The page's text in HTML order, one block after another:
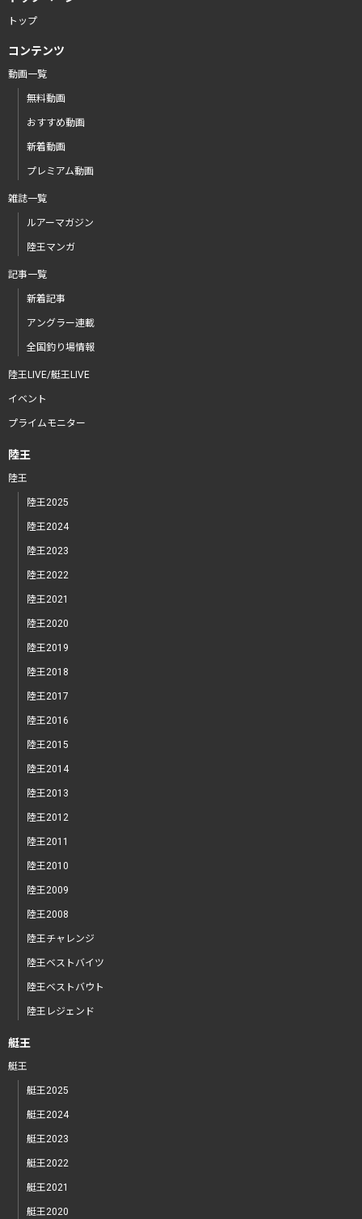
トップ
コンテンツ
動画一覧
無料動画
おすすめ動画
新着動画
プレミアム動画
雑誌一覧
ルアーマガジン
陸王マンガ
記事一覧
新着記事
アングラー連載
全国釣り場情報
陸王LIVE/艇王LIVE
イベント
プライムモニター
陸王
陸王
陸王2025
陸王2024
陸王2023
陸王2022
陸王2021
陸王2020
陸王2019
陸王2018
陸王2017
陸王2016
陸王2015
陸王2014
陸王2013
陸王2012
陸王2011
陸王2010
陸王2009
陸王2008
陸王チャレンジ
陸王ベストバイツ
陸王ベストバウト
陸王レジェンド
艇王
艇王
艇王2025
艇王2024
艇王2023
艇王2022
艇王2021
艇王2020